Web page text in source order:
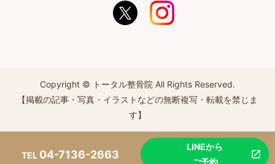
Copyright © トータル整骨院 All Rights Reserved.
【掲載の記事・写真・イラストなどの無断複写・転載を禁じま
す】
TEL 04-7136-2663
LINEから
ご予約